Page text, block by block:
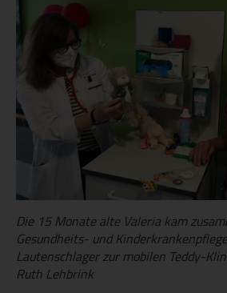
Die 15 Monate alte Valeria kam
Gesundheits- und
Lautenschlager zur mobilen Teddy-
Ruth Lehbrink